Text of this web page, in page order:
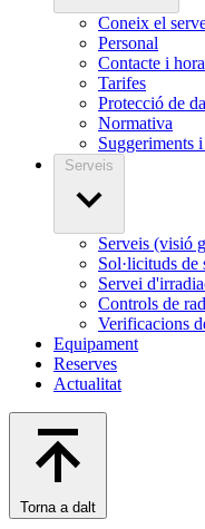
Coneix el
Personal
Contacte i
Tarifes
Protecció de
Normativa
Suggeriments
Serveis
Serveis (visió
Sol·licituds de
Servei
Controls de
Verificacions
Equipament
Reserves
Actualitat
Torna a dalt